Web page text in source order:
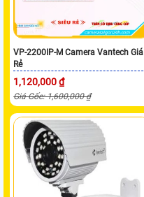
VP-2200IP-M Camera Vantech Giá
Rẻ
1,120,000 ₫
Giá Gốc: 1,600,000 ₫